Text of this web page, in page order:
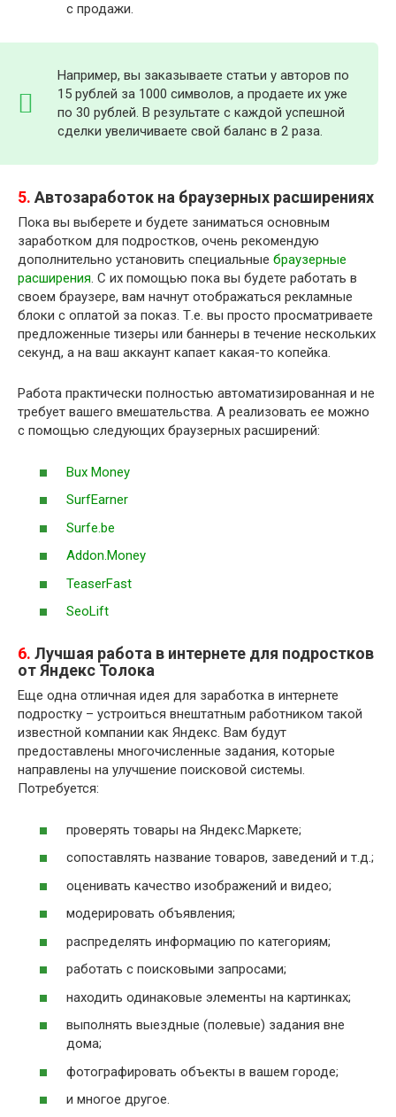
с продажи.
Например, вы заказываете статьи у авторов по
15 рублей за 1000 символов, а продаете их уже
по 30 рублей. В результате с каждой успешной
сделки увеличиваете свой баланс в 2 раза.
5. Автозаработок на браузерных расширениях
Пока вы выберете и будете заниматься основным
заработком для подростков, очень рекомендую
дополнительно установить специальные браузерные
расширения. С их помощью пока вы будете работать в
своем браузере, вам начнут отображаться рекламные
блоки с оплатой за показ. Т.е. вы просто просматриваете
предложенные тизеры или баннеры в течение нескольких
секунд, а на ваш аккаунт капает какая-то копейка.
Работа практически полностью автоматизированная и не
требует вашего вмешательства. А реализовать ее можно
с помощью следующих браузерных расширений:
Bux Money
SurfEarner
Surfe.be
Addon.Money
TeaserFast
SeoLift
6. Лучшая работа в интернете для подростков
от Яндекс Толока
Еще одна отличная идея для заработка в интернете
подростку – устроиться внештатным работником такой
известной компании как Яндекс. Вам будут
предоставлены многочисленные задания, которые
направлены на улучшение поисковой системы.
Потребуется:
проверять товары на Яндекс.Маркете;
сопоставлять название товаров, заведений и т.д.;
оценивать качество изображений и видео;
модерировать объявления;
распределять информацию по категориям;
работать с поисковыми запросами;
находить одинаковые элементы на картинках;
выполнять выездные (полевые) задания вне
дома;
фотографировать объекты в вашем городе;
и многое другое.